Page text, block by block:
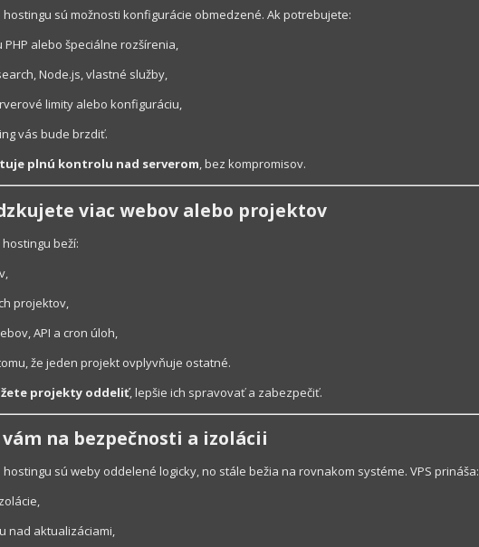
hostingu sú možnosti konfigurácie obmedzené. Ak potrebujete:
alebo špeciálne rozšírenia,
Node.js, vlastné služby,
limity alebo konfiguráciu,
vás bude brzdiť.
plnú kontrolu nad serverom, bez kompromisov.
viac webov alebo projektov
beží:
projektov,
API a cron úloh,
že jeden projekt ovplyvňuje ostatné.
projekty oddeliť, lepšie ich spravovať a zabezpečiť.
vám na bezpečnosti a izolácii
sú weby oddelené logicky, no stále bežia na rovnakom systéme. VPS prináša:
nad aktualizáciami,